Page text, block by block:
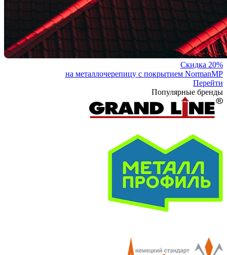
Скидка 20%
на металлочерепицу с покрытием NormanMP
Перейти
Популярные бренды